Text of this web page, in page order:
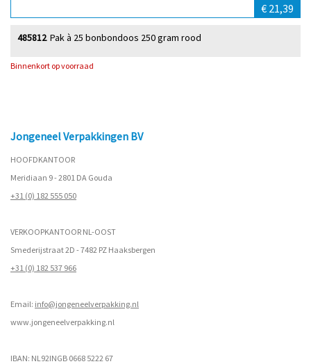
€ 21,39
Pak à 25 bonbondoos 250 gram rood
485812
Binnenkort op voorraad
Jongeneel Verpakkingen BV
HOOFDKANTOOR
Meridiaan 9 - 2801 DA Gouda
+31 (0) 182 555 050
VERKOOPKANTOOR NL-OOST
Smederijstraat 2D - 7482 PZ Haaksbergen
+31 (0) 182 537 966
Email: info@jongeneelverpakking.nl
www.jongeneelverpakking.nl
IBAN: NL92INGB 0668 5222 67